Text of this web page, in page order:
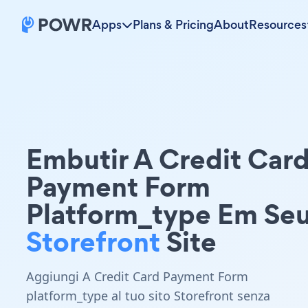
Apps Plans & PricingAboutResources
Embutir A Credit
Payment Form
Platform_type Em
StorefrontSite
Aggiungi A Credit Card Payment Form
platform_type al tuo sito Storefront senza